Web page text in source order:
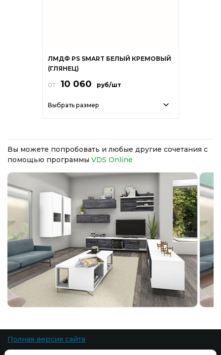
ЛМДФ PS SMART БЕЛЫЙ КРЕМОВЫЙ
(ГЛЯНЕЦ)
от 10 060 руб/шт
Выбрать размер
Вы можете попробовать и любые другие сочетания с
помощью программы VDS Online
Полная версия сайта